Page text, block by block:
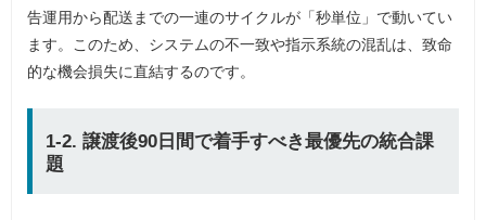
告運用から配送までの一連のサイクルが「秒単位」で動いてい
ます。このため、システムの不一致や指示系統の混乱は、致命
的な機会損失に直結するのです。
1-2. 譲渡後90日間で着手すべき最優先の統合課
題